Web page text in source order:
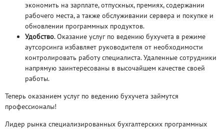
экономить на зарплате, отпускных, премиях, содержании
рабочего места, а также обслуживании сервера и покупке и
обновлении программных продуктов.
Удобство. Оказание услуг по ведению бухучета в режиме
аутсорсинга избавляет руководителя от необходимости
контролировать работу специалиста. Удаленные сотрудники
напрямую заинтересованы в высочайшем качестве своей
работы.
Теперь оказанием услуг по ведению бухучета займутся
профессионалы!
Лидер рынка специализированных бухгалтерских программных